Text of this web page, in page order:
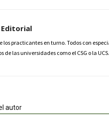
Editorial
los practicantes en turno. Todos con
de las universidades como el CSG o la
autor